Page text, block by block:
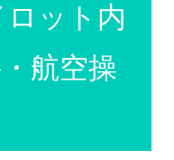
ット内
航空操